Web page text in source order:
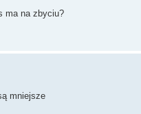
ma na zbyciu?
mniejsze